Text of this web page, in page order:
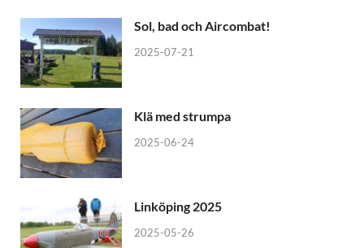
Sol, bad och Aircombat!
2025-07-21
Klä med strumpa
2025-06-24
Linköping 2025
2025-05-26